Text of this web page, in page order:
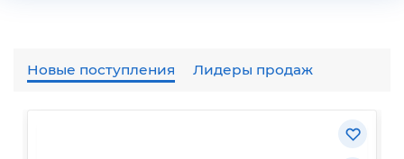
Новые поступления Лидеры продаж